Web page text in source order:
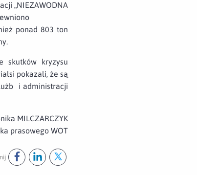
„NIEZAWODNA
ponad 803 ton
skutków kryzysu
pokazali, że są
i administracji
MILCZARCZYK
prasowego WOT